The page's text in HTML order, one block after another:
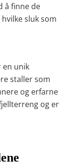
å finne de
sluk som
en unik
staller som
og erfarne
og er